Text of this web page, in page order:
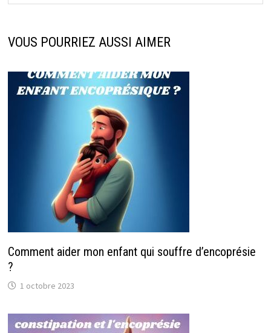
VOUS POURRIEZ AUSSI AIMER
Comment aider mon enfant qui souffre d’encoprésie
?
1 octobre 2023